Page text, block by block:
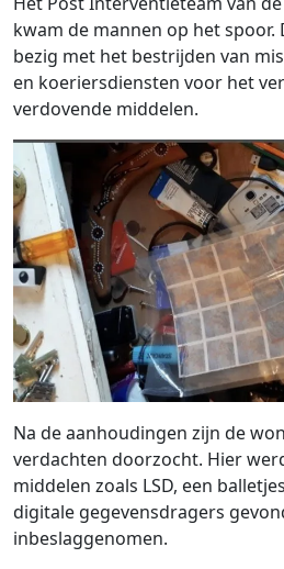
kwam de mannen op het
bezig met het bestrijden van
en koeriersdiensten voor het
verdovende middelen.
Na de aanhoudingen zijn de
verdachten doorzocht. Hier
middelen zoals LSD, een
digitale gegevensdragers
inbeslaggenomen.